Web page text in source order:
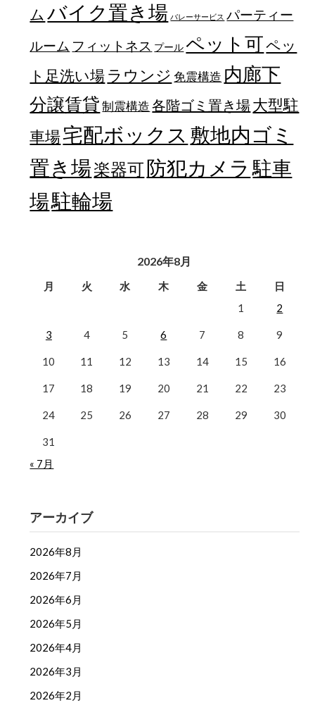
ム バイク置き場 バレーサービス パーティー
ルーム フィットネス プール ペット可ペッ
ト足洗い場 ラウンジ 免震構造 内廊下
分譲賃貸 制震構造 各階ゴミ置き場大型駐
車場宅配ボックス 敷地内ゴミ
置き場楽器可防犯カメラ 駐車
場駐輪場
2026年8月
月 火 水 木 金 土
日
1
2
3 4 5 6 7 8 9
10 11 12 13 14 15 16
17 18 19 20 21 22 23
24 25 26 27 28 29 30
31
« 7月
アーカイブ
2026年8月
2026年7月
2026年6月
2026年5月
2026年4月
2026年3月
2026年2月